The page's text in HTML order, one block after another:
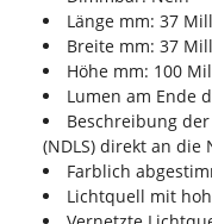
Länge mm: 37
Breite mm: 37
Höhe mm: 100
Lumen am Ende
Beschreibung
(NDLS) direkt an die
Farblich
Lichtquell mit